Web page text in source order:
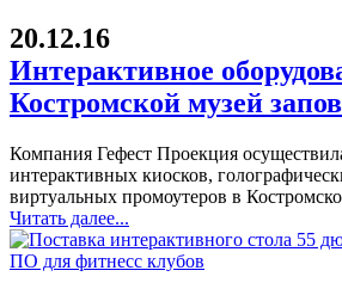
20.12.16
Интерактивное
Костромской музей
Компания Гефест Проекция
интерактивных киосков,
виртуальных промоутеров в
Читать далее...